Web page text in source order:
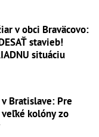
v obci Braväcovo:
stavieb!
situáciu
Bratislave: Pre
kolóny zo